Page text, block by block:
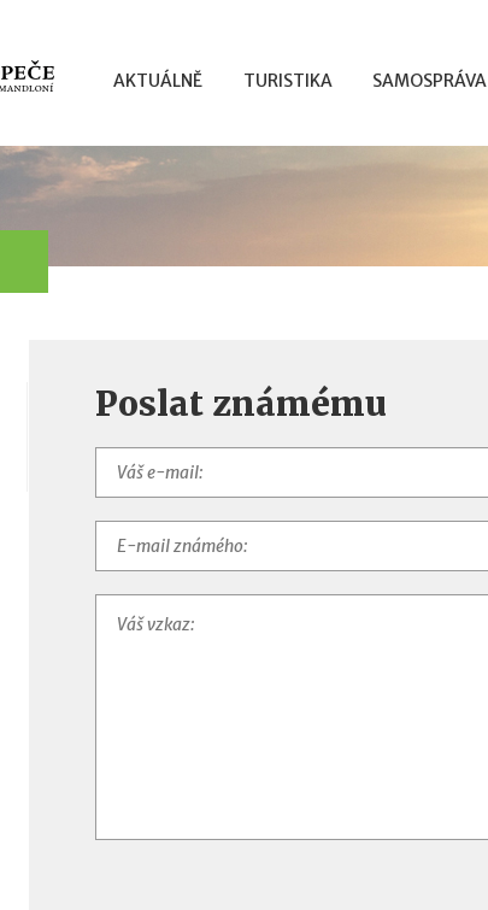
AKTUÁLNĚ TURISTIKA SAMOSPRÁVA
Poslat známému